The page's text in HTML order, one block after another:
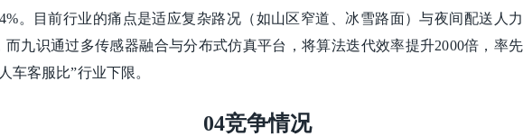
。目前行业的痛点是适应复杂路况（如山区窄道、冰雪路面）与夜间配送人
而九识通过多传感器融合与分布式仿真平台，将算法迭代效率提升2000倍，率
车客服比”行业下限。
04竞争情况